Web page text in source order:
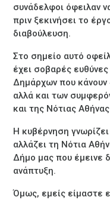
συνάδελφοι όφειλαν
πριν ξεκινήσει το
διαβούλευση.
Στο σημείο αυτό
έχει σοβαρές
Δημάρχων που κάνουν
αλλά και των
και της Νότιας
Η κυβέρνηση
αλλάζει τη Νότια
Δήμο μας που έμεινε
ανάπτυξη.
Όμως, εμείς είμαστε